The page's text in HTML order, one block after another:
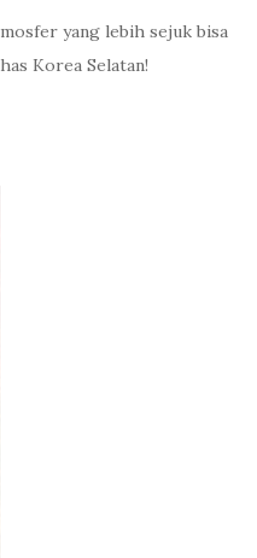
yang lebih sejuk bisa
Korea Selatan!